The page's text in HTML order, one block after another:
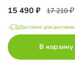
15 490 17 210
Доступно для доставки
В корзину